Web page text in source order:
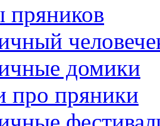
пряников
домики
про пряники